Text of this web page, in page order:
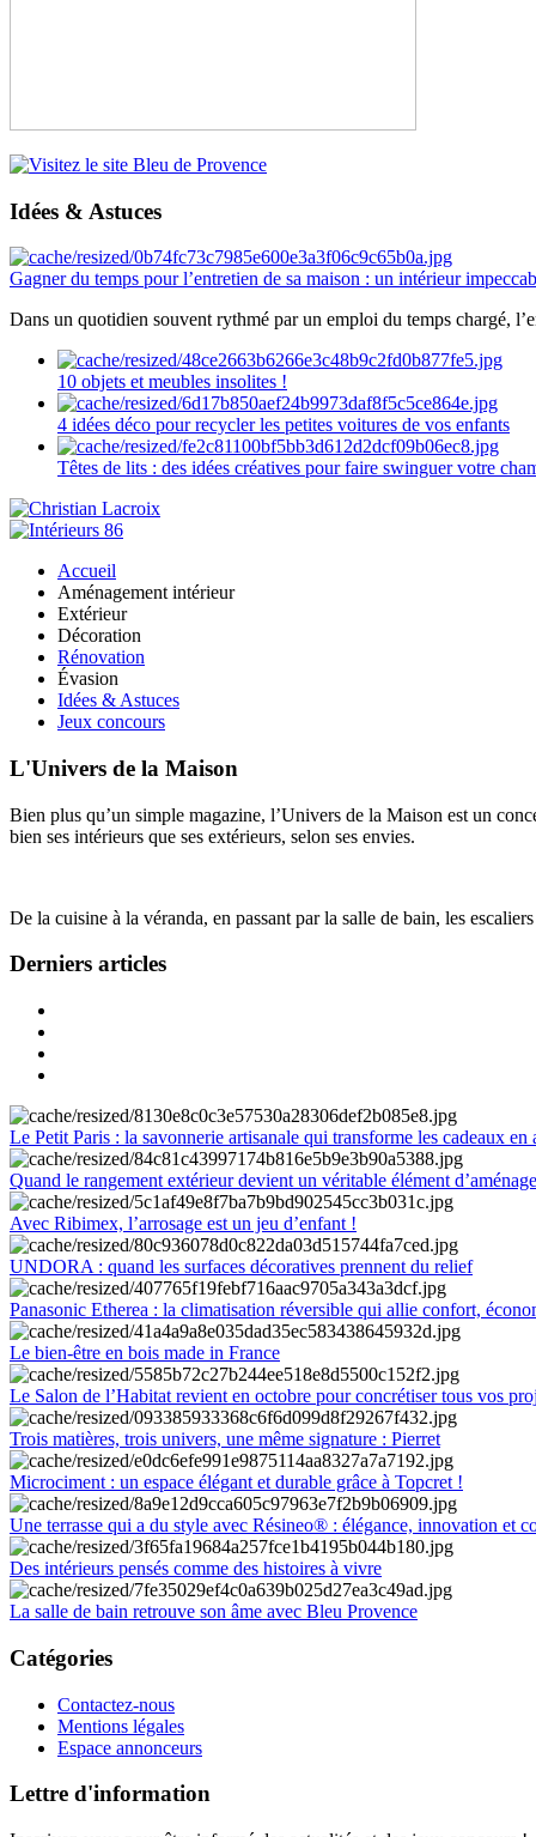
Idées & Astuces
Gagner du temps pour l’entretien de sa maison : un intérieur
Dans un quotidien souvent rythmé par un emploi du temps chargé,
10 objets et meubles insolites !
4 idées déco pour recycler les petites voitures de vos enfants
Têtes de lits : des idées créatives pour faire swinguer votre
Accueil
Aménagement intérieur
Extérieur
Décoration
Rénovation
Évasion
Idées & Astuces
Jeux concours
L'Univers de la Maison
Bien plus qu’un simple magazine, l’Univers de la Maison est un
bien ses intérieurs que ses extérieurs, selon ses envies.
De la cuisine à la véranda, en passant par la salle de bain, les
Derniers articles
Le Petit Paris : la savonnerie artisanale qui transforme les cadeaux en
Quand le rangement extérieur devient un véritable élément
Avec Ribimex, l’arrosage est un jeu d’enfant !
UNDORA : quand les surfaces décoratives prennent du relief
Panasonic Etherea : la climatisation réversible qui allie confort,
Le bien-être en bois made in France
Le Salon de l’Habitat revient en octobre pour concrétiser tous vos
Trois matières, trois univers, une même signature : Pierret
Microciment : un espace élégant et durable grâce à Topcret !
Une terrasse qui a du style avec Résineo® : élégance, innovation et
Des intérieurs pensés comme des histoires à vivre
La salle de bain retrouve son âme avec Bleu Provence
Catégories
Contactez-nous
Mentions légales
Espace annonceurs
Lettre d'information